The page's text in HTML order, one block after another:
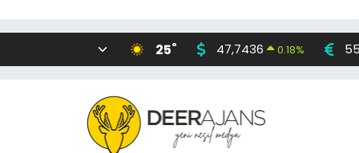
25° 47,7436 0.18%